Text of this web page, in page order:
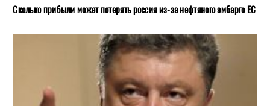
Сколько прибыли может потерять россия из-за нефтяного эмбарго ЕС